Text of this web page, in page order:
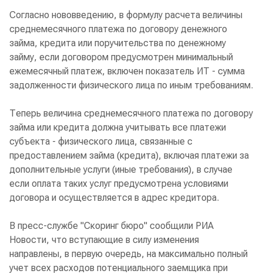
Согласно нововведению, в формулу расчета величины
среднемесячного платежа по договору денежного
займа, кредита или поручительства по денежному
займу, если договором предусмотрен минимальный
ежемесячный платеж, включен показатель ИТ - сумма
задолженности физического лица по иным требованиям.
Теперь величина среднемесячного платежа по договору
займа или кредита должна учитывать все платежи
субъекта - физического лица, связанные с
предоставлением займа (кредита), включая платежи за
дополнительные услуги (иные требования), в случае
если оплата таких услуг предусмотрена условиями
договора и осуществляется в адрес кредитора.
В пресс-службе "Скоринг бюро" сообщили РИА
Новости, что вступающие в силу изменения
направлены, в первую очередь, на максимально полный
учет всех расходов потенциального заемщика при